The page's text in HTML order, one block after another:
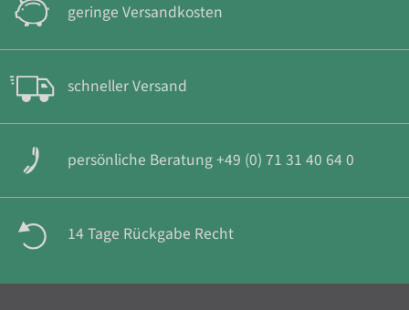
geringe Versandkosten
schneller Versand
persönliche Beratung +49 (0) 71 31 40 64 0
14 Tage Rückgabe Recht